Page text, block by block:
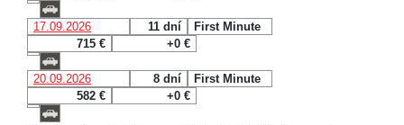
17.09.2026 11 dní
First Minute
715 €
+0 €
20.09.2026 8 dní
First Minute
582 €
+0 €